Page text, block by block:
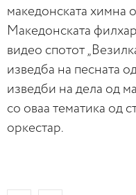
македонската химна
Македонската
видео спотот
изведба на песната
изведби на дела од
со оваа тематика од
оркестар.